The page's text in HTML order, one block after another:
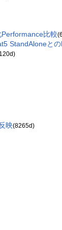
比較
StandAloneと
映(8265d)